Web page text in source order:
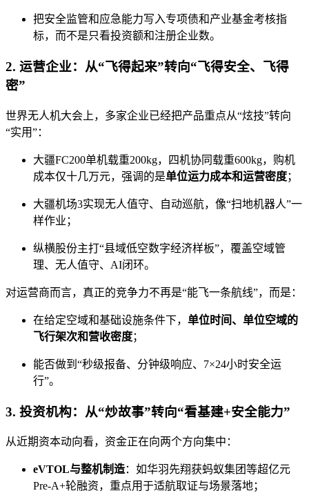
把安全监管和应急能力写入专项债和产业基金考核指
标，而不是只看投资额和注册企业数。
2. 运营企业：从“飞得起来”转向“飞得安全、飞得
密”
世界无人机大会上，多家企业已经把产品重点从“炫技”转向
“实用”：
大疆FC200单机载重200kg，四机协同载重600kg，购机
成本仅十几万元，强调的是单位运力成本和运营密度；
大疆机场3实现无人值守、自动巡航，像“扫地机器人”一
样作业；
纵横股份主打“县域低空数字经济样板”，覆盖空域管
理、无人值守、AI闭环。
对运营商而言，真正的竞争力不再是“能飞一条航线”，而是：
在给定空域和基础设施条件下， 单位时间、单位空域的
飞行架次和营收密度；
能否做到“秒级报备、分钟级响应、7×24小时安全运
行”。
3. 投资机构：从“炒故事”转向“看基建+安全能力”
从近期资本动向看，资金正在向两个方向集中：
eVTOL与整机制造：如华羽先翔获蚂蚁集团等超亿元
Pre‑A+轮融资，重点用于适航取证与场景落地；